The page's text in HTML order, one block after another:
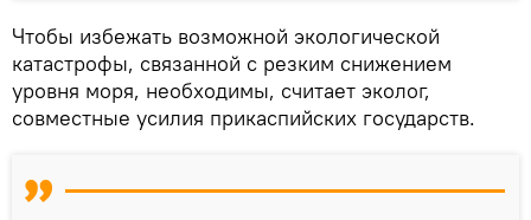
Чтобы избежать возможной экологической
катастрофы, связанной с резким снижением
уровня моря, необходимы, считает эколог,
совместные усилия прикаспийских государств.